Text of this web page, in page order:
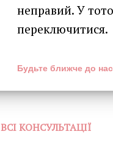
неправий. У
переключитися.
Будьте ближче до
ВСІ КОНСУЛЬТАЦІЇ